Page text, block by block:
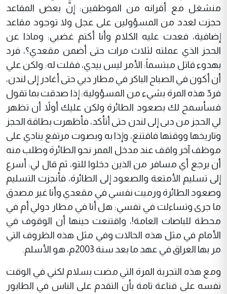
منشغل مع أقرانه من الموظفين: إنَّ بعض المقاعد
حجزت لعدد من المسؤولين على عجل ولا توجود مقاعد
إضافية، فعدت عليه الكلام وأنا أكتم غضبي: وماذا عن
الحجز الذي عملته لثلاث مرات حتى أضمن مقعدي؟، فرد
بهدوء قاتل مبتسماً: الأمر ليس بيدي، فقلت له: ولكن علي
أن أكون في الصباح الباكر في مطار دبي حتى أغادر إلى لندن،
فردّ هذه المرة بشيء من المسؤولية: إذا صدقت بما تقول
فسأسمح لك بصعود الطائرة ولكن عليك أولاً أن تظهر
لي الحجز من دبى إلى لندن حتى أتأكد، فأظهرت بطاقة الحجز
وتاريخها ووقتها فاقتنع، وإذا به وبصوت مرتفع ينادي على
موظف آخر واقف عند مدخل الممر نحو الطائرة وطلب منه
أن يرجع أي مسافر من الذين دخلوا للتو، ثم قال لي: أسرع
إلى تسليم الأمتعة والصعود إلى الطائرة، فأنجزت التسليم
وصعود الطائرة ورميت نفسي في مقعدي وأنا غير مصدق
ما جرى وتساءلت في نفسي: هل أنا في مطار دولي أم في
محطة للباصات العامة!، واقتنعت حينها أن الوقوف في
الأمام في مثل هذه الحالات وفي مثل هذه الظروف التي
مر بها العراق في عهد ما بعد سنة 2003م، هو الأسلم.
ومع هذه التجربة المرة التي مضت بسلام لكني في الوقت
نفسه على قناعة تامة بأن التقدم على الناس في الطابور